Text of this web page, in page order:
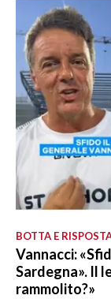
BOTTA E
Vannacci:
Sardegna». Il
rammolito?»